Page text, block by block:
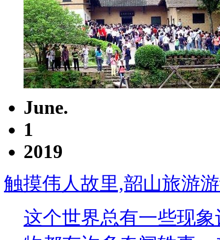
June.
1
2019
触摸伟人故里,韶山旅游
这个世界总有一些现